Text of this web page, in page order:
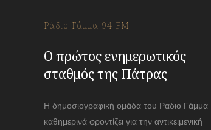
Ράδιο Γάμμα 94 FM
Ο πρώτος ενημερωτικός
σταθμός της Πάτρας
Η δημοσιογραφική ομάδα του Ραδιο Γάμμα
καθημερινά φροντίζει για την αντικειμενική